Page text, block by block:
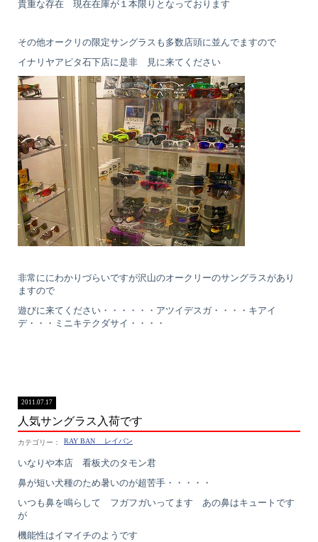
貴重な存在 現在在庫が１本限りとなっております
その他オークリの限定サングラスも多数店頭に並んでますので
イナリヤアピタ石下店に是非 見に来てください
非常ににわかりづらいですが沢山のオークリーのサングラスがあり
ますので
遊びに来てください・・・・・・アツイデスガ・・・・キアイ
デ・・・ミニキテクダサイ・・・・
人気サングラス入荷です
2011.07.17
RAY BAN レイバン
いなりや本店 看板犬のタモン君
鼻が短い犬種のため暑いのが超苦手・・・・・
いつも鼻を鳴らして フガフガいってます あの鼻はキュートです
が
機能性はイマイチのようです